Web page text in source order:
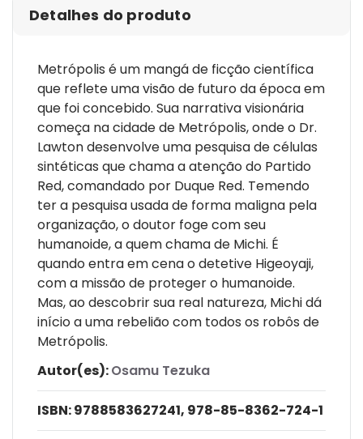
Detalhes do produto
Metrópolis é um mangá de ficção científica
que reflete uma visão de futuro da época em
que foi concebido. Sua narrativa visionária
começa na cidade de Metrópolis, onde o Dr.
Lawton desenvolve uma pesquisa de células
sintéticas que chama a atenção do Partido
Red, comandado por Duque Red. Temendo
ter a pesquisa usada de forma maligna pela
organização, o doutor foge com seu
humanoide, a quem chama de Michi. É
quando entra em cena o detetive Higeoyaji,
com a missão de proteger o humanoide.
Mas, ao descobrir sua real natureza, Michi dá
início a uma rebelião com todos os robôs de
Metrópolis.
Autor(es):Osamu Tezuka
ISBN:9788583627241, 978-85-8362-724-1